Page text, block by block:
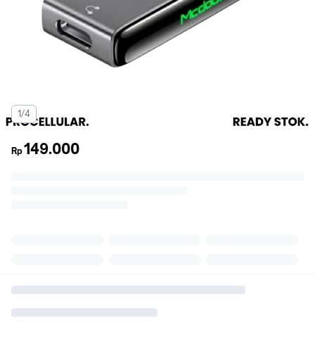
1/4
Rp149.000